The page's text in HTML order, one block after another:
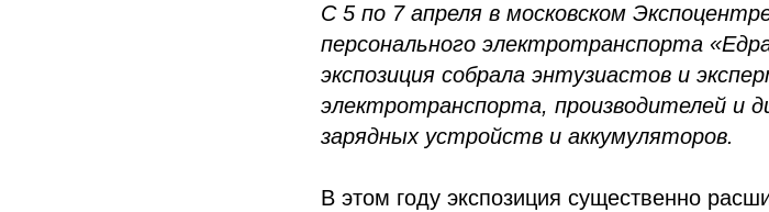
С 5 по 7 апреля в московском
персонального электротранспорта
экспозиция собрала энтузиастов и
электротранспорта, производителей и
зарядных устройств и аккумуляторов.
В этом году экспозиция существенно